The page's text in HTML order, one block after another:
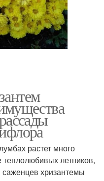
растет много
теплолюбивых летников,
саженцев хризантемы